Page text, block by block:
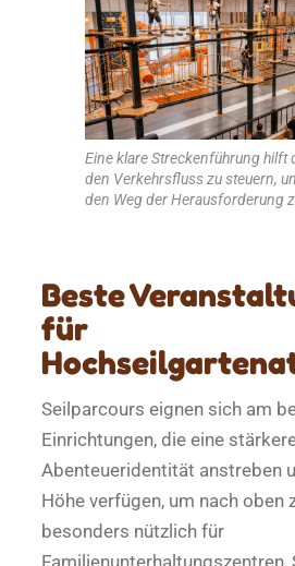
Eine klare Streckenführung hilft
den Verkehrsfluss zu steuern,
den Weg der Herausforderung
Beste
für
Seilparcours eignen sich am
Einrichtungen, die eine
Abenteueridentität anstreben
Höhe verfügen, um nach oben
besonders nützlich für